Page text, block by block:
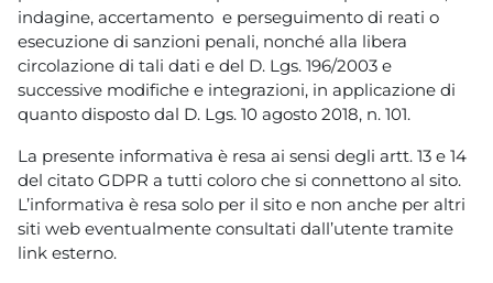
indagine, accertamento e perseguimento di reati o
esecuzione di sanzioni penali, nonché alla libera
circolazione di tali dati e del D. Lgs. 196/2003 e
successive modifiche e integrazioni, in applicazione di
quanto disposto dal D. Lgs. 10 agosto 2018, n. 101.
La presente informativa è resa ai sensi degli artt. 13 e 14
del citato GDPR a tutti coloro che si connettono al sito.
L’informativa è resa solo per il sito e non anche per altri
siti web eventualmente consultati dall’utente tramite
link esterno.